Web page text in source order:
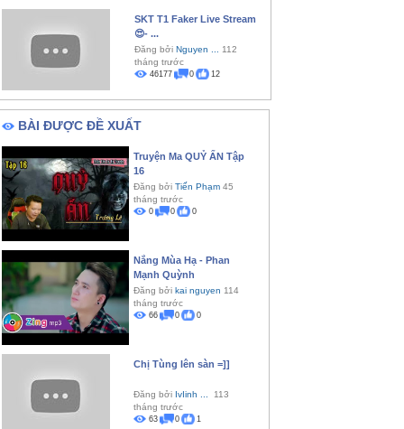
SKT T1 Faker Live Stream
😍- ...
Đăng bởi Nguyen ...
112
tháng trước
46177 0 12
BÀI ĐƯỢC ĐỀ XUẤT
Truyện Ma QUỶ ẤN Tập
16
Đăng bởi Tiến Phạm45
tháng trước
0 0 0
Nắng Mùa Hạ - Phan
Mạnh Quỳnh
Đăng bởi kai nguyen 114
tháng trước
66 0 0
Chị Tùng lên sàn =]]
Đăng bởi IvIinh ...
113
tháng trước
63 0 1